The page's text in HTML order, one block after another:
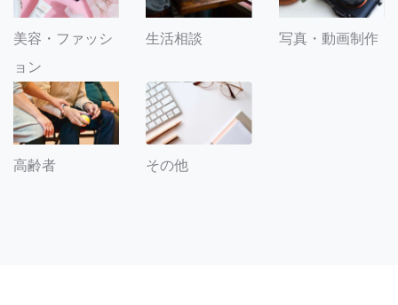
美容・ファッシ
ョン
生活相談 写真・動画制作
高齢者 その他